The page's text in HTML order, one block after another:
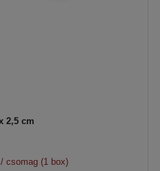
2,5 cm
/ csomag (1 box)